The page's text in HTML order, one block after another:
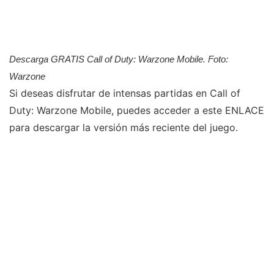
Descarga GRATIS Call of Duty: Warzone Mobile. Foto:
Warzone
Si deseas disfrutar de intensas partidas en Call of
Duty: Warzone Mobile, puedes acceder a este ENLACE
para descargar la versión más reciente del juego.